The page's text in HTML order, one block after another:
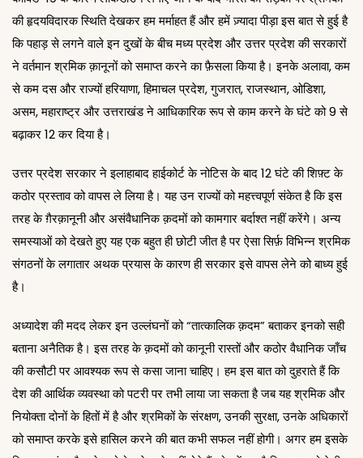
की हृदयविदारक स्थिति देखकर हम मर्माहत हैं और हमें ज़्यादा पीड़ा इस बात से हुई है
कि पहाड़ से लगने वाले इन दुखों के बीच मध्य प्रदेश और उत्तर प्रदेश की सरकारों
ने वर्तमान श्रमिक क़ानूनों को समाप्त करने का फ़ैसला किया है। इनके अलावा, कम
से कम दस और राज्यों हरियाणा, हिमाचल प्रदेश, गुजरात, राजस्थान, ओडिशा,
असम, महाराष्ट्र और उत्तराखंड ने आधिकारिक रूप से काम करने के घंटे को 9 से
बढ़ाकर 12 कर दिया है।
उत्तर प्रदेश सरकार ने इलाहाबाद हाईकोर्ट के नोटिस के बाद 12 घंटे की शिफ़्ट के
कठोर प्रस्ताव को वापस ले लिया है। यह उन राज्यों को महत्त्वपूर्ण संकेत है कि इस
तरह के ग़ैरक़ानूनी और असंवैधानिक क़दमों को कामगार बर्दाश्त नहीं करेंगे। अन्य
समस्याओं को देखते हुए यह एक बहुत ही छोटी जीत है पर ऐसा सिर्फ़ विभिन्न श्रमिक
संगठनों के लगातार अथक प्रयास के कारण ही सरकार इसे वापस लेने को बाध्य हुई
है।
अध्यादेश की मदद लेकर इन उल्लंघनों को “तात्कालिक क़दम” बताकर इनको सही
बताना अनैतिक है। इस तरह के क़दमों को कानूनी रास्तों और कठोर वैधानिक जाँच
की कसौटी पर आवश्यक रूप से कसा जाना चाहिए। हम इस बात को दुहराते हैं कि
देश की आर्थिक व्यवस्था को पटरी पर तभी लाया जा सकता है जब यह श्रमिक और
नियोक्ता दोनों के हितों में है और श्रमिकों के संरक्षण, उनकी सुरक्षा, उनके अधिकारों
को समाप्त करके इसे हासिल करने की बात कभी सफल नहीं होगी। अगर हम इसके